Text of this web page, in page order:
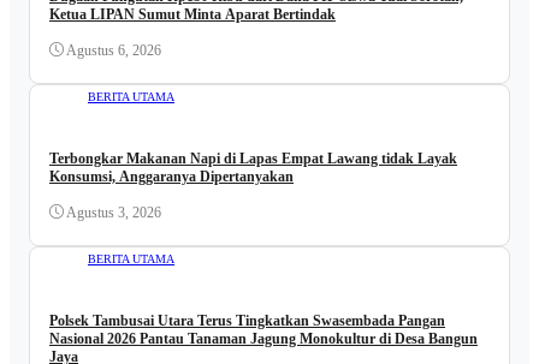
Ketua LIPAN Sumut Minta Aparat Bertindak
Agustus 6, 2026
BERITA UTAMA
Terbongkar Makanan Napi di Lapas Empat Lawang tidak Layak
Konsumsi, Anggaranya Dipertanyakan
Agustus 3, 2026
BERITA UTAMA
Polsek Tambusai Utara Terus Tingkatkan Swasembada Pangan
Nasional 2026 Pantau Tanaman Jagung Monokultur di Desa Bangun
Jaya